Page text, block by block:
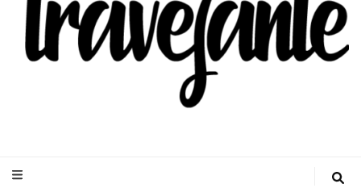
Travejante